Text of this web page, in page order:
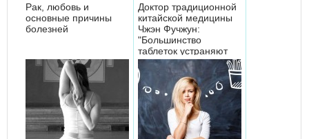
Рак, любовь и
основные причины
болезней
Доктор традиционной
китайской медицины
Чжэн Фучжун:
"Большинство
таблеток устраняют
симптомы, а...